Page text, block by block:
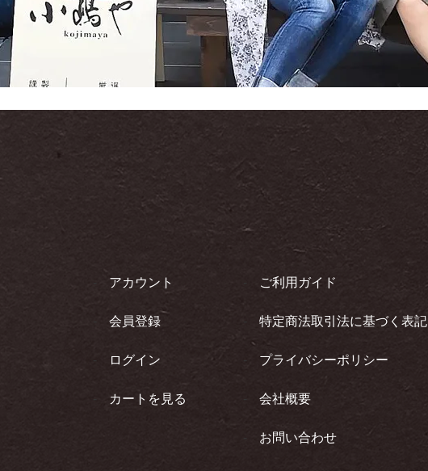
アカウント
会員登録
ログイン
カートを見る
ご利用ガイド
特定商法取引法に基づく表記
プライバシーポリシー
会社概要
お問い合わせ